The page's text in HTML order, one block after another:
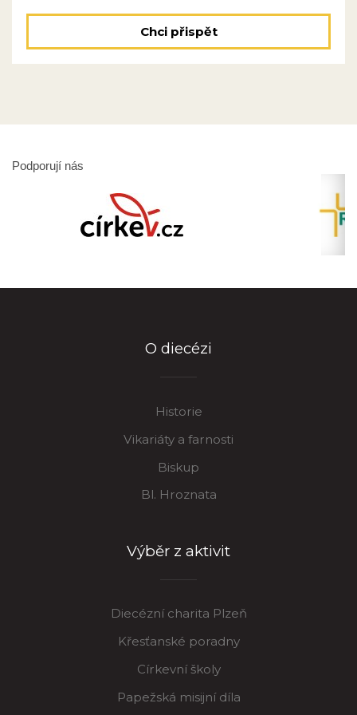
Chci přispět
Podporují nás
O diecézi
Historie
Vikariáty a farnosti
Biskup
Bl. Hroznata
Výběr z aktivit
Diecézní charita Plzeň
Křesťanské poradny
Církevní školy
Papežská misijní díla